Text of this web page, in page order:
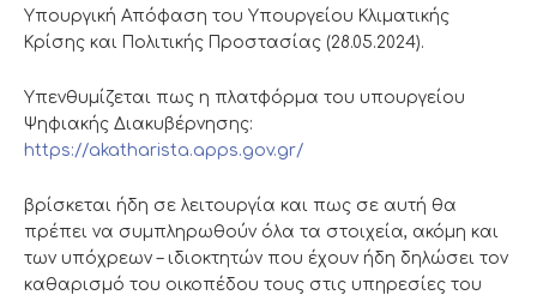
Υπουργική Απόφαση του Υπουργείου Κλιματικής
Κρίσης και Πολιτικής Προστασίας (28.05.2024).
Υπενθυμίζεται πως η πλατφόρμα του υπουργείου
Ψηφιακής Διακυβέρνησης:
https://akatharista.apps.gov.gr/
βρίσκεται ήδη σε λειτουργία και πως σε αυτή θα
πρέπει να συμπληρωθούν όλα τα στοιχεία, ακόμη και
των υπόχρεων – ιδιοκτητών που έχουν ήδη δηλώσει τον
καθαρισμό του οικοπέδου τους στις υπηρεσίες του